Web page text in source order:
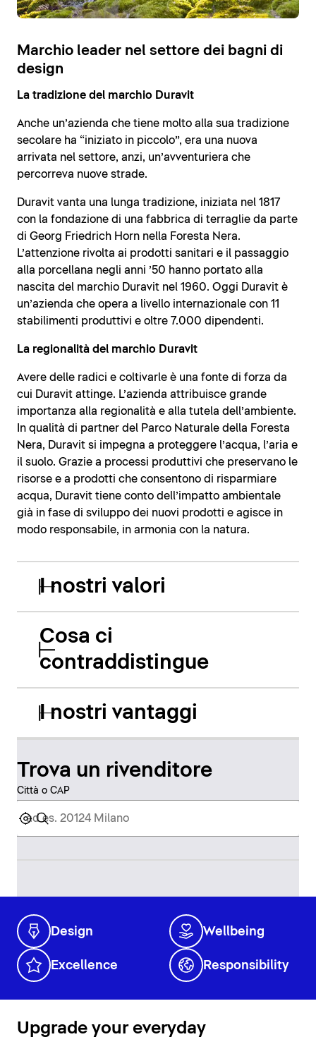
Marchio leader nel settore dei bagni di
design
La tradizione del marchio Duravit
Anche un’azienda che tiene molto alla sua tradizione
secolare ha “iniziato in piccolo”, era una nuova
arrivata nel settore, anzi, un’avventuriera che
percorreva nuove strade.
Duravit vanta una lunga tradizione, iniziata nel 1817
con la fondazione di una fabbrica di terraglie da parte
di Georg Friedrich Horn nella Foresta Nera.
L’attenzione rivolta ai prodotti sanitari e il passaggio
alla porcellana negli anni ’50 hanno portato alla
nascita del marchio Duravit nel 1960. Oggi Duravit è
un’azienda che opera a livello internazionale con 11
stabilimenti produttivi e oltre 7.000 dipendenti.
La regionalità del marchio Duravit
Avere delle radici e coltivarle è una fonte di forza da
cui Duravit attinge. L’azienda attribuisce grande
importanza alla regionalità e alla tutela dell’ambiente.
In qualità di partner del Parco Naturale della Foresta
Nera, Duravit si impegna a proteggere l’acqua, l’aria e
il suolo. Grazie a processi produttivi che preservano le
risorse e a prodotti che consentono di risparmiare
acqua, Duravit tiene conto dell’impatto ambientale
già in fase di sviluppo dei nuovi prodotti e agisce in
modo responsabile, in armonia con la natura.
I nostri valori
Cosa ci
contraddistingue
I nostri vantaggi
Trova un rivenditore
Città o CAP
Design Wellbeing
Excellence Responsibility
Upgrade your everyday